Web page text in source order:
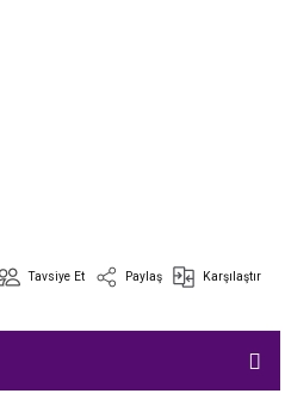
Tavsiye Et Paylaş Karşılaştır